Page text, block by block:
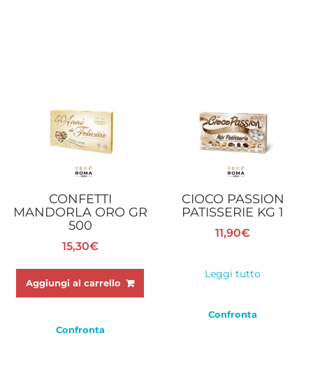
CONFETTI
MANDORLA ORO GR
500
15,30€
Aggiungi al carrello
Confronta
CIOCO PASSION
PATISSERIE KG 1
11,90€
Leggi tutto
Confronta